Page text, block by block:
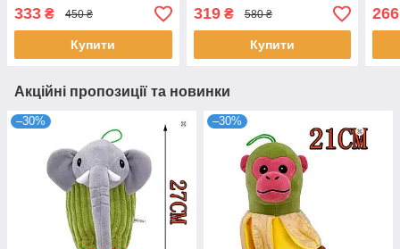
Critters
333 ₴ 450 ₴
Купити
319₴ 580 ₴
Купити
266
Акційні пропозиції та новинки
–30% –30%